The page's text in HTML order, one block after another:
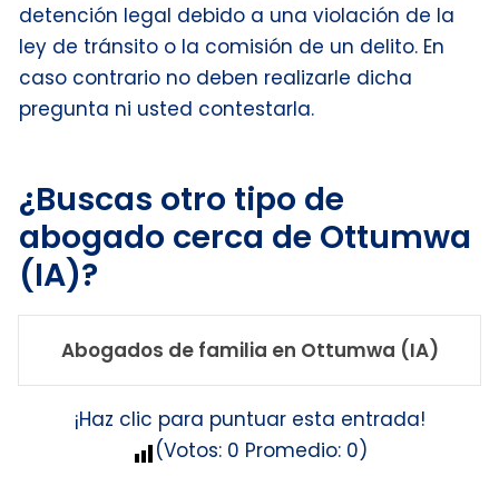
detención legal debido a una violación de la
ley de tránsito o la comisión de un delito. En
caso contrario no deben realizarle dicha
pregunta ni usted contestarla.
¿Buscas otro tipo de
abogado cerca de Ottumwa
(IA)?
Abogados de familia en Ottumwa (IA)
¡Haz clic para puntuar esta entrada!
(Votos: 0 Promedio: 0)